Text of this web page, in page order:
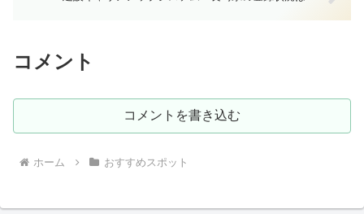
コメント
コメントを書き込む
ホーム おすすめスポット